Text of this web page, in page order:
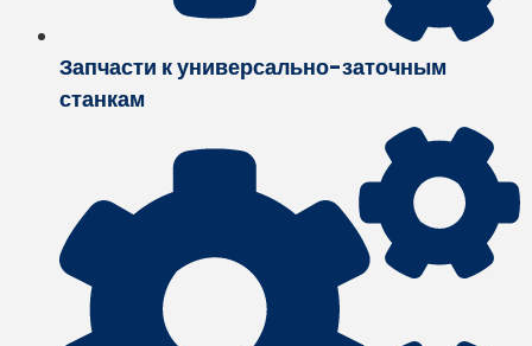
Запчасти к универсально-заточным
станкам